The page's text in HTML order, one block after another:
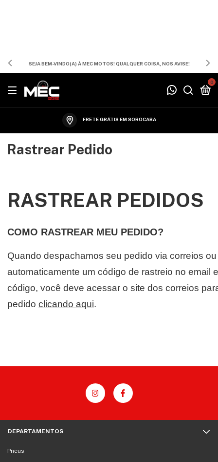
SEJA BEM-VINDO(A) À MEC MOTOS! QUALQUER COISA, NOS AVISE!
0
FRETE GRÁTIS EM SOROCABA
Rastrear Pedido
RASTREAR PEDIDOS
COMO RASTREAR MEU PEDIDO?
Quando despachamos seu pedido via correios
automaticamente um código de rastreio no email
código, você deve acessar o site dos correios
pedido clicando aqui.
DEPARTAMENTOS
Pneus